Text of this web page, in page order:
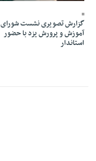
گزارش تصویری نشست شورای
آموزش و پرورش یزد با حضور
استاندار